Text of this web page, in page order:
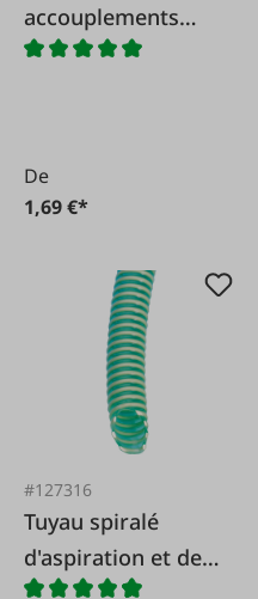
accouplements
GEKA
De
1,69 €*
#127316
Tuyau spiralé
d'aspiration et de
refoulement PVC